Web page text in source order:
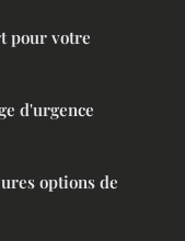
pour votre
d'urgence
options de